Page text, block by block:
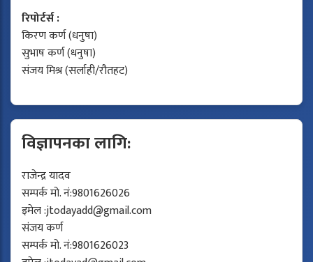
रिपोर्टर्स :
किरण कर्ण (धनुषा)
सुभाष कर्ण (धनुषा)
संजय मिश्र (सर्लाही/रौतहट)
विज्ञापनका लागि:
राजेन्द्र यादव
सम्पर्क मो. नं:9801626026
इमेल :jtodayadd@gmail.com
संजय कर्ण
सम्पर्क मो. नं:9801626023